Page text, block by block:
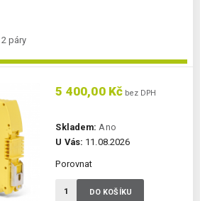
2 páry
5 400,00 Kč bez DPH
Skladem: Ano
U Vás: 11.08.2026
Porovnat
DO KOŠÍKU